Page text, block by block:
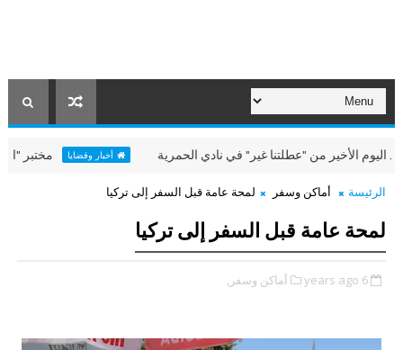
من "عطلتنا غير" في نادي الحمرية أخبار وقضايا مختبر "الألعاب
الرئيسة أماكن وسفر لمحة عامة قبل السفر إلى تركيا
لمحة عامة قبل السفر إلى تركيا
6 years ago أماكن وسفر,